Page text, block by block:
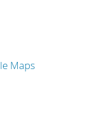
Maps